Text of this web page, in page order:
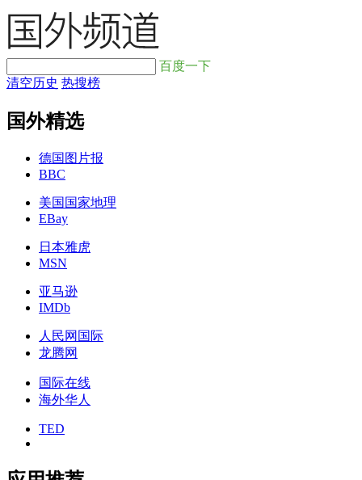
百度一下
清空历史 热搜榜
国外精选
德国图片报
BBC
美国国家地理
EBay
日本雅虎
MSN
亚马逊
IMDb
人民网国际
龙腾网
国际在线
海外华人
TED